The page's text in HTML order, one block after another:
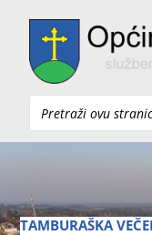
Pretraži
TAMBURAŠKA